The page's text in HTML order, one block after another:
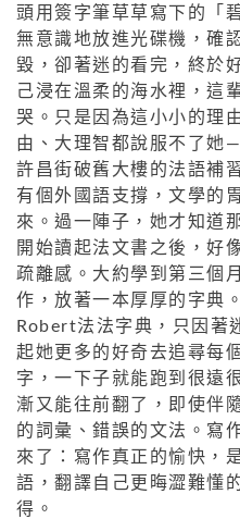
頭用簽字筆草草寫下的「
無意識地放進光碟機，確
毀，卻著迷的看完，終於
己浸在溫柔的海水裡，這
哭。只是因為這小小的理
由、大理智都說服不了她
許昌街破舊大樓的法語補
有個外國語支撐，文學的
來。過一陣子，她才知道
開始讀起法文書之後，好
疏離感。大約學到第三個
作，放著一本厚厚的字典
Robert法法字典，只因著
起她更多的好奇去追尋每
字，一下子就能跑到很遠
漸又能往前翻了，即使伴
的詞彙、錯誤的文法。寫
來了：寫作真正的愉快，
語，翻譯自己更晦澀難懂
得。